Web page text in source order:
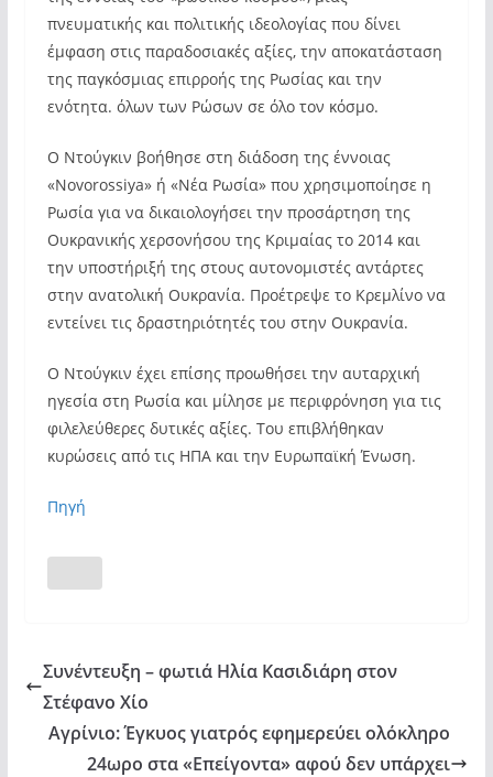
πνευματικής και πολιτικής ιδεολογίας που δίνει
έμφαση στις παραδοσιακές αξίες, την αποκατάσταση
της παγκόσμιας επιρροής της Ρωσίας και την
ενότητα. όλων των Ρώσων σε όλο τον κόσμο.
Ο Ντούγκιν βοήθησε στη διάδοση της έννοιας
«Novorossiya» ή «Νέα Ρωσία» που χρησιμοποίησε η
Ρωσία για να δικαιολογήσει την προσάρτηση της
Ουκρανικής χερσονήσου της Κριμαίας το 2014 και
την υποστήριξή της στους αυτονομιστές αντάρτες
στην ανατολική Ουκρανία. Προέτρεψε το Κρεμλίνο να
εντείνει τις δραστηριότητές του στην Ουκρανία.
Ο Ντούγκιν έχει επίσης προωθήσει την αυταρχική
ηγεσία στη Ρωσία και μίλησε με περιφρόνηση για τις
φιλελεύθερες δυτικές αξίες. Του επιβλήθηκαν
κυρώσεις από τις ΗΠΑ και την Ευρωπαϊκή Ένωση.
Πηγή
Συνέντευξη – φωτιά Ηλία Κασιδιάρη στον
Στέφανο Χίο
Αγρίνιο: Έγκυος γιατρός εφημερεύει ολόκληρο
24ωρο στα «Επείγοντα» αφού δεν υπάρχει